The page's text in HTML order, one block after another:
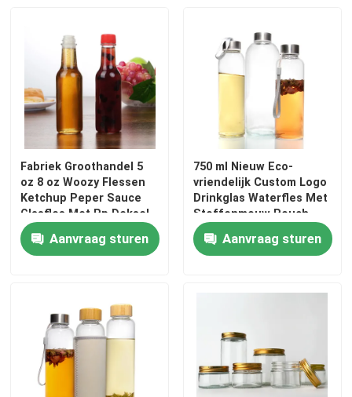
Vraag een offerte aan
Glazen flessen
glaskruiken
Glasbekers
Huishoudelijk glaswerk
Fabriek Groothandel 5
oz 8 oz Woozy Flessen
Ketchup Peper Sauce
Glasfles Met Pp Deksel
Aanvraag sturen
750 ml Nieuw Eco-
vriendelijk Custom Logo
Drinkglas Waterfles Met
Stoffenmouw Pouch
Aanvraag sturen